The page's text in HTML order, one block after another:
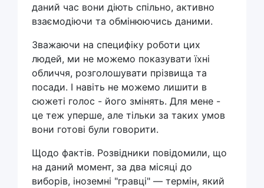
даний час вони діють спільно, активно
взаємодіючи та обмінюючись даними.
Зважаючи на специфіку роботи цих
людей, ми не можемо показувати їхні
обличчя, розголошувати прізвища та
посади. І навіть не можемо лишити в
сюжеті голос - його змінять. Для мене -
це теж уперше, але тільки за таких умов
вони готові були говорити.
Щодо фактів. Розвідники повідомили, що
на даний момент, за два місяці до
виборів, іноземні "гравці" — термін, який